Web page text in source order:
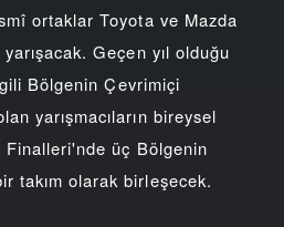
ortaklar Toyota ve Mazda
Geçen yıl olduğu
Bölgenin Çevrimiçi
yarışmacıların bireysel
Finalleri'nde üç Bölgenin
takım olarak birleşecek.